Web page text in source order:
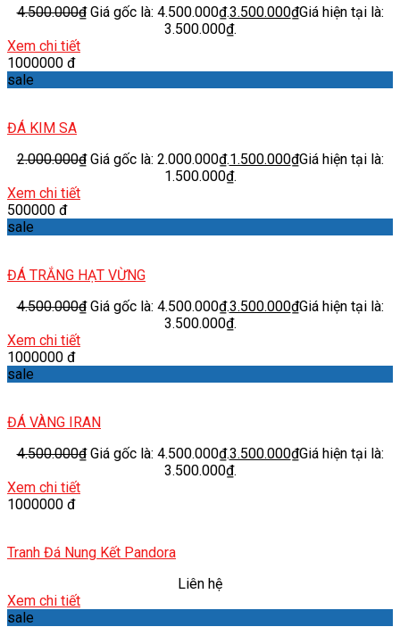
4.500.000₫ Giá gốc là: 4.500.000₫.3.500.000₫Giá hiện tại là:
3.500.000₫.
Xem chi tiết
1000000 đ
sale
ĐÁ KIM SA
2.000.000₫ Giá gốc là: 2.000.000₫.1.500.000₫Giá hiện tại là:
1.500.000₫.
Xem chi tiết
500000 đ
sale
ĐÁ TRẮNG HẠT VỪNG
4.500.000₫ Giá gốc là: 4.500.000₫.3.500.000₫Giá hiện tại là:
3.500.000₫.
Xem chi tiết
1000000 đ
sale
ĐÁ VÀNG IRAN
4.500.000₫ Giá gốc là: 4.500.000₫.3.500.000₫Giá hiện tại là:
3.500.000₫.
Xem chi tiết
1000000 đ
Tranh Đá Nung Kết Pandora
Liên hệ
Xem chi tiết
sale